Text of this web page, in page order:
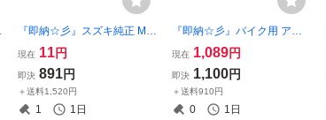
『即納☆彡』スズキ純正 MH
23S MH34S ワゴンR サイド
ミラー ドアミラー カバー 右
側 運転席側 カラー、Z7T パ
ールホワイト
現在 11円
即決 891円
＋送料1,520円
1 1日
『即納☆彡』バイク用 アル
ミ削り出し ビレット ステッ
プ 汎用 フットペグ 左右セッ
ト
現在 1,089円
即決 1,100円
＋送料910円
0 1日